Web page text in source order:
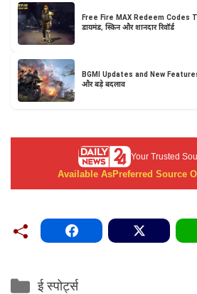
Free Fire MAX Redeem Codes
डायमंड, स्किन और शानदार रिवॉर्ड
BGMI Updates and New
और बड़े बदलाव
Your Trusted
Available AsPreferred Source
Categories
ई स्पोर्ट्स